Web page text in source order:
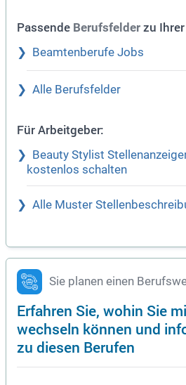
Passende Berufsfelder zu
Beamtenberufe Jobs
Alle Berufsfelder
Für Arbeitgeber:
Beauty Stylist
kostenlos schalten
Alle Muster
Sie planen einen
Erfahren Sie, wohin Sie
wechseln können und
zu diesen Berufen